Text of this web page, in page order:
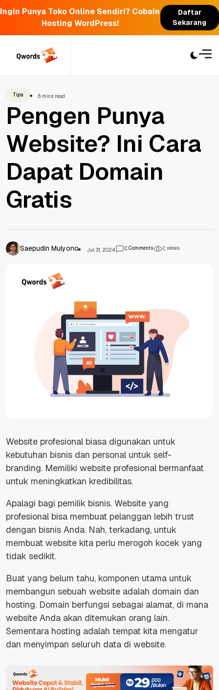
Ingin Punya Toko Online Sendiri? Cobain
Hosting WordPress!
Daftar
Sekarang
Tips 6 mins read
Pengen Punya
Website? Ini Cara
Dapat Domain
Gratis
Saepudin Mulyono Jul 31, 2024 0Comments 0views
Website profesional biasa digunakan untuk
kebutuhan bisnis dan personal untuk self-
branding. Memiliki website profesional bermanfaat
untuk meningkatkan kredibilitas.
Apalagi bagi pemilik bisnis. Website yang
profesional bisa membuat pelanggan lebih trust
dengan bisnis Anda. Nah, terkadang, untuk
membuat website kita perlu merogoh kocek yang
tidak sedikit.
Buat yang belum tahu, komponen utama untuk
membangun sebuah website adalah domain dan
hosting. Domain berfungsi sebagai alamat, di mana
website Anda akan ditemukan orang lain.
Sementara hosting adalah tempat kita mengatur
dan menyimpan seluruh data di website.